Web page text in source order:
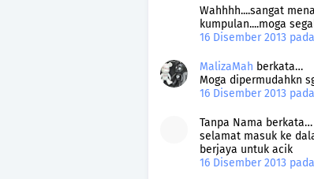
Wahhhh....sangat
kumpulan....moga
16 Disember 2013 pada
MalizaMah berkata…
Moga dipermudahkn
16 Disember 2013 pada
Tanpa Nama berkata…
selamat masuk ke
berjaya untuk acik
16 Disember 2013 pada